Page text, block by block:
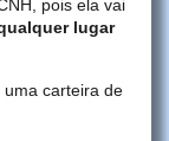
pois ela vai
lugar
carteira de